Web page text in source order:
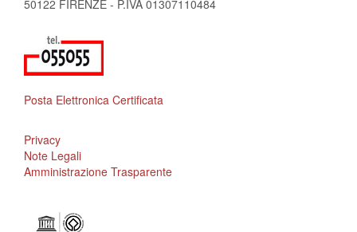
50122 FIRENZE - P.IVA 01307110484
Posta Elettronica Certificata
Privacy
Note Legali
Amministrazione Trasparente